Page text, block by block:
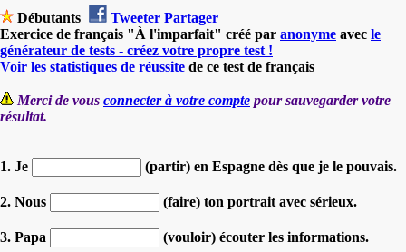
Débutants Tweeter Partager
Exercice de français "À l'imparfait" créé par anonyme avec le
générateur de tests - créez votre propre test !
Voir les statistiques de réussite de ce test de français
Merci de vous connecter à votre compte pour sauvegarder votre
résultat.
1. Je (partir) en Espagne dès que je le pouvais.
2. Nous (faire) ton portrait avec sérieux.
3. Papa (vouloir) écouter les informations.